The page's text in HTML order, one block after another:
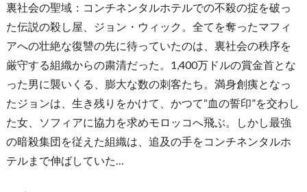
裏社会の聖域：コンチネンタルホテルでの不殺の掟を破っ
た伝説の殺し屋、ジョン・ウィック。全てを奪ったマフィ
アへの壮絶な復讐の先に待っていたのは、裏社会の秩序を
厳守する組織からの粛清だった。1,400万ドルの賞金首とな
った男に襲いくる、膨大な数の刺客たち。満身創痍となっ
たジョンは、生き残りをかけて、かつて“血の誓印”を交わし
た女、ソフィアに協力を求めモロッコへ飛ぶ。しかし最強
の暗殺集団を従えた組織は、追及の手をコンチネンタルホ
テルまで伸ばしていた…